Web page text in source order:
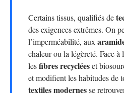
Certains tissus, qualifiés de
des exigences extrêmes. On
l’imperméabilité, aux
chaleur ou la légèreté. Face
lesfibres recycléeset
et modifient les habitudes de
textiles modernesse